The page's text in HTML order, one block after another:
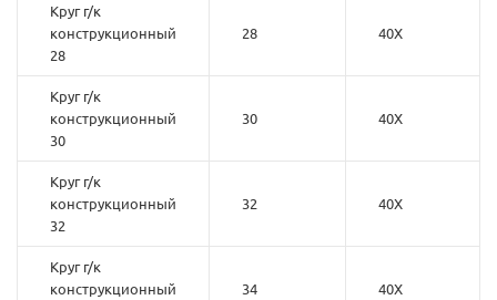
Круг г/к
конструкционный
28
28 40Х
Круг г/к
конструкционный
30
30 40Х
Круг г/к
конструкционный
32
32 40Х
Круг г/к
конструкционный
34 40Х